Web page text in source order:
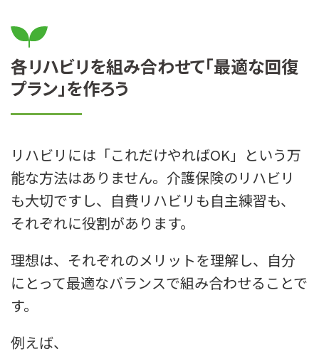
各リハビリを組み合わせて「最適な回復
プラン」を作ろう
リハビリには「これだけやればOK」という万
能な方法はありません。介護保険のリハビリ
も大切ですし、自費リハビリも自主練習も、
それぞれに役割があります。
理想は、それぞれのメリットを理解し、自分
にとって最適なバランスで組み合わせることで
す。
例えば、